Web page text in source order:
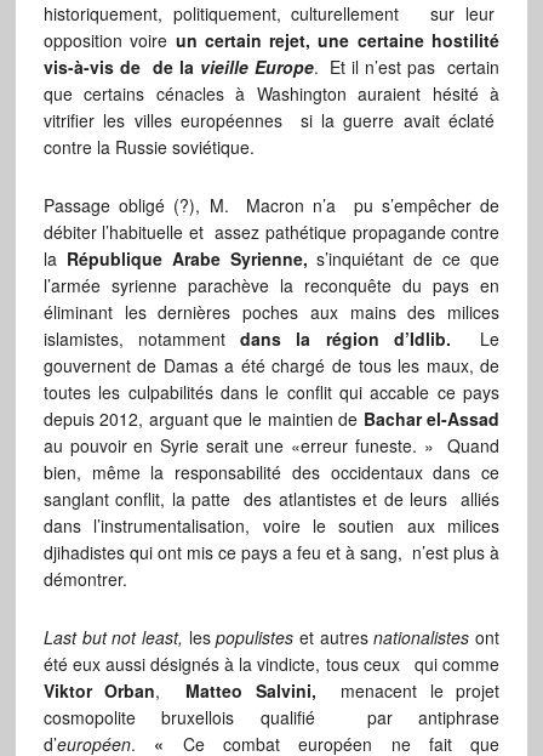
historiquement, politiquement, culturellement sur leur
opposition voire un certain rejet, une certaine hostilité
vis-à-vis de de la vieille Europe. Et il n’est pas certain
que certains cénacles à Washington auraient hésité à
vitrifier les villes européennes si la guerre avait éclaté
contre la Russie soviétique.
Passage obligé (?), M. Macron n’a pu s’empêcher de
débiter l’habituelle et assez pathétique propagande contre
la République Arabe Syrienne, s’inquiétant de ce que
l’armée syrienne parachève la reconquête du pays en
éliminant les dernières poches aux mains des milices
islamistes, notammentdans la région d’Idlib.
Le
gouvernent de Damas a été chargé de tous les maux, de
toutes les culpabilités dans le conflit qui accable ce pays
depuis 2012, arguant que le maintien de Bachar el-Assad
au pouvoir en Syrie serait une «erreur funeste. » Quand
bien, même la responsabilité des occidentaux dans ce
sanglant conflit, la patte des atlantistes et de leurs alliés
dans l’instrumentalisation, voire le soutien aux milices
djihadistes qui ont mis ce pays a feu et à sang, n’est plus à
démontrer.
Last but not least, lespopulistes et autresnationalistes ont
été eux aussi désignés à la vindicte, tous ceux qui comme
Viktor Orban, Matteo Salvini,
menacent le projet
cosmopolite bruxellois qualifié par antiphrase
d’européen. « Ce combat européen ne fait que